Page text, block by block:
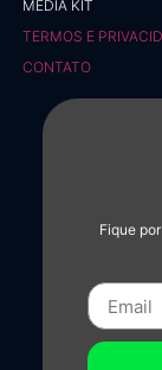
MEDIA KIT
TERMOS E
CONTATO
Fique